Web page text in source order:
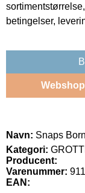
betingelser,
Webshop
Navn: Snaps
Kategori:
Producent:
Varenummer:
EAN: